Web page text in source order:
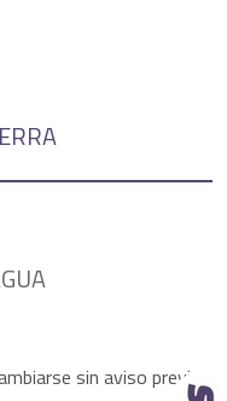
sin aviso previo